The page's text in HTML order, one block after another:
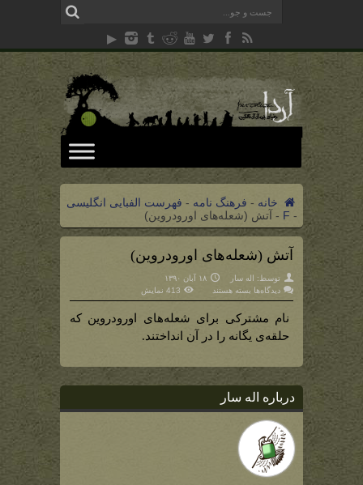
خانه - فرهنگ نامه - فهرست الفبایی انگلیسی
-
F
- آتش (شعله‌های اورودروین)
آتش (شعله‌های اورودروین)
توسط: اله سار
۱۸ آبان ۱۳۹۰
دیدگاه‌ها برای
اورودروین)
بسته هستند 413 نمایش
نام مشترکی برای شعله‌های اورودروین که
حلقه‌ی یگانه را در آن انداختند.
درباره اله سار